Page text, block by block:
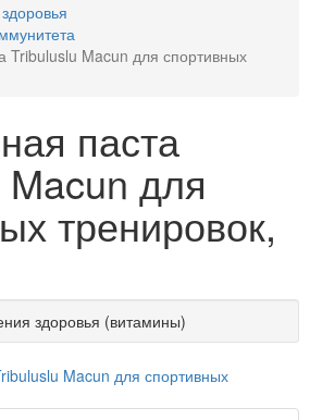
Tribuluslu Macun для спортивных
паста
для
тренировок,
здоровья (витамины)